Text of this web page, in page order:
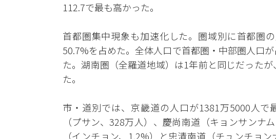
112.7で最も高かった。
首都圏集中現象も加速化した。圏域別に首都圏
50.7%を占めた。全体人口で首都圏・中部圏人口
た。湖南圏（全羅道地域）は1年前と同じだった
た。
市・道別では、京畿道の人口が1381万5000人
（プサン、328万人）、慶尚南道（キョンサンナ
（インチョン、1.2%）と忠清南道（チュンチョ